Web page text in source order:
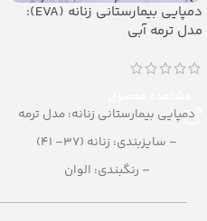
دمپایی بیمارستانی زنانه (EVA):
مدل ترمه آبی
دمپایی بیمارستانی زنانه: مدل ترمه
– سایزبندی: زنانه (37– 41)
– رنگبندی: الوان
– تعداد در کارتن: 28جفت